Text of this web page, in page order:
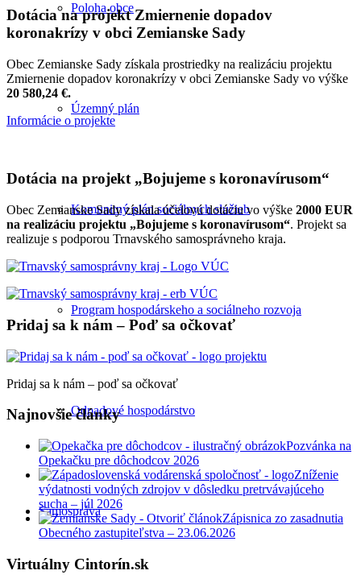
Poloha obce
Územný plán
Komunitný plán sociálnych služieb
Program hospodárskeho a sociálneho rozvoja
Odpadové hospodárstvo
Samospráva
Dotácia na projekt Zmiernenie dopadov
koronakrízy v obci Zemianske Sady
Obec Zemianske Sady získala prostriedky na realizáciu projektu
Zmiernenie dopadov koronakrízy v obci Zemianske Sady vo výške
20 580,24 €.
Informácie o projekte
Dotácia na projekt „Bojujeme s koronavírusom“
Obec Zemianske Sady získala účelovú dotáciu vo výške 2000 EUR
na realizáciu projektu „Bojujeme s koronavírusom“. Projekt sa
realizuje s podporou Trnavského samosprávneho kraja.
Pridaj sa k nám – Poď sa očkovať
Pridaj sa k nám – poď sa očkovať
Najnovšie články
Pozvánka na
Opekačku pre dôchodcov 2026
Zníženie
výdatnosti vodných zdrojov v dôsledku pretrvávajúceho
sucha – júl 2026
Zápisnica zo zasadnutia
Obecného zastupiteľstva – 23.06.2026
Virtuálny Cintorín.sk